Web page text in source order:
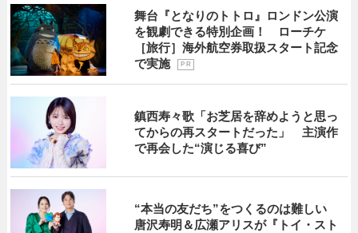
舞台『となりのトトロ』ロンドン公演
を観劇できる特別企画！ ローチケ
［旅行］海外航空券取扱スタート記念
で実施
P R
鎮西寿々歌「お芝居を辞めようと思っ
てからの再スタートだった」 主演作
で再会した“演じる喜び”
“本当の友だち”をつくるのは難しい
唐沢寿明＆広瀬アリスが『トイ・スト